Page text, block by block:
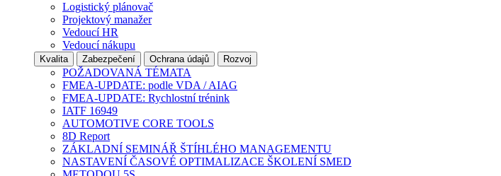
Logistický plánovač
Projektový manažer
Vedoucí HR
Vedoucí nákupu
Kvalita Zabezpečení Ochrana údajů Rozvoj
POŽADOVANÁ TÉMATA
FMEA-UPDATE: podle VDA / AIAG
FMEA-UPDATE: Rychlostní trénink
IATF 16949
AUTOMOTIVE CORE TOOLS
8D Report
ZÁKLADNÍ SEMINÁŘ ŠTÍHLÉHO MANAGEMENTU
NASTAVENÍ ČASOVÉ OPTIMALIZACE ŠKOLENÍ SMED